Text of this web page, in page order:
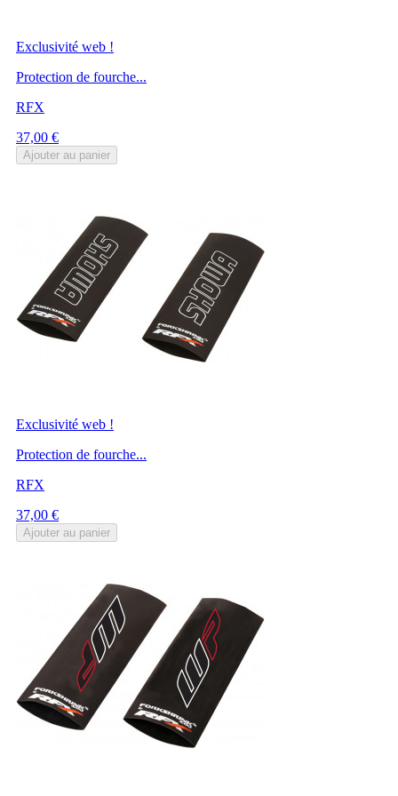
Exclusivité web !
Protection de fourche...
RFX
Prix
37,00 €
Ajouter au panier
Exclusivité web !
Protection de fourche...
RFX
Prix
37,00 €
Ajouter au panier